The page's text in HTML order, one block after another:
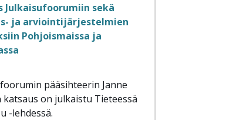
Julkaisufoorumiin sekä
ja arviointijärjestelmien
Pohjoismaissa ja
pääsihteerin Janne
katsaus on julkaistu Tieteessä
-lehdessä.